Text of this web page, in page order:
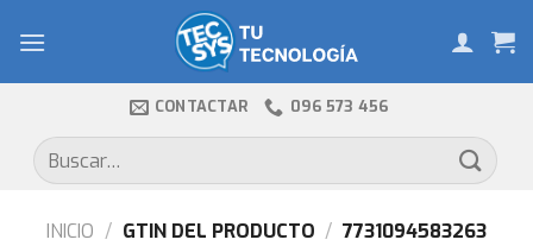
CONTACTAR 096 573 456
Buscar
por:
INICIO / GTIN DEL PRODUCTO / 7731094583263